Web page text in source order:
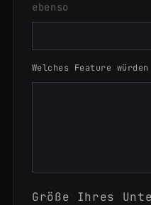
ebenso
Welches Feature
Größe Ihres